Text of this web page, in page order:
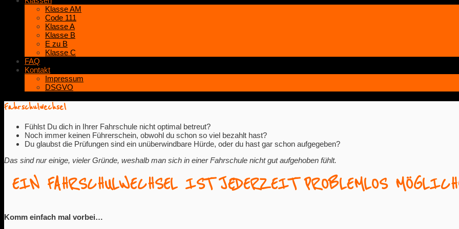
Klasse AM
Code 111
Klasse A
Klasse B
E zu B
Klasse C
FAQ
Kontakt
Impressum
DSGVO
Fahrschulwechsel
Fühlst Du dich in Ihrer Fahrschule nicht optimal betreut?
Noch immer keinen Führerschein, obwohl du schon so viel bezahlt hast?
Du glaubst die Prüfungen sind ein unüberwindbare Hürde, oder du hast gar schon aufgegeben?
Das sind nur einige, vieler Gründe, weshalb man sich in einer Fahrschule nicht gut aufgehoben fühlt.
EIN FAHRSCHULWECHSEL IST JEDERZEIT PROBLEMLOS
Komm einfach mal vorbei…